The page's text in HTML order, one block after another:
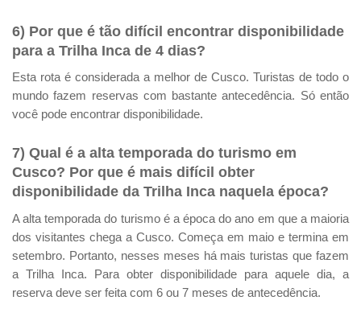
6) Por que é tão difícil encontrar disponibilidade
para a Trilha Inca de 4 dias?
Esta rota é considerada a melhor de Cusco. Turistas de todo o
mundo fazem reservas com bastante antecedência. Só então
você pode encontrar disponibilidade.
7) Qual é a alta temporada do turismo em
Cusco? Por que é mais difícil obter
disponibilidade da Trilha Inca naquela época?
A alta temporada do turismo é a época do ano em que a maioria
dos visitantes chega a Cusco. Começa em maio e termina em
setembro. Portanto, nesses meses há mais turistas que fazem
a Trilha Inca. Para obter disponibilidade para aquele dia, a
reserva deve ser feita com 6 ou 7 meses de antecedência.